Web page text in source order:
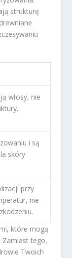
strukturę
włosy, nie
i są
skóry
przy
nie
które mogą
Zamiast tego,
Twoich